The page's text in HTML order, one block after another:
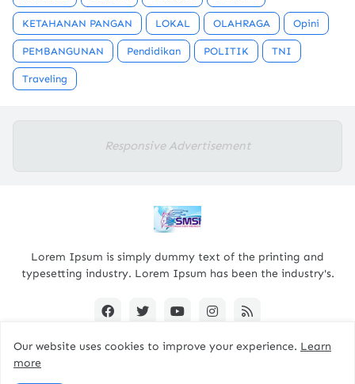
KETAHANAN PANGAN LOKAL OLAHRAGA Opini
PEMBANGUNAN Pendidikan POLITIK TNI
Traveling
Responsive Advertisement
Lorem Ipsum is simply dummy text of the printing and
typesetting industry. Lorem Ipsum has been the industry's.
Our website uses cookies to improve your experience. Learn
more